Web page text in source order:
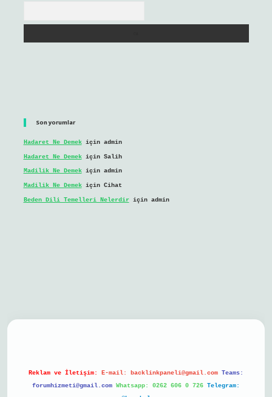
Son yorumlar
Hadaret Ne Demekiçin admin
Hadaret Ne Demekiçin Salih
Madilik Ne Demekiçin admin
Madilik Ne Demekiçin Cihat
Beden Dili Temelleri Nelerdiriçin admin
Reklam ve İletişim: E-mail: backlinkpaneli@gmail.com Teams:
forumhizmeti@gmail.com Whatsapp: 0262 606 0 726 Telegram: